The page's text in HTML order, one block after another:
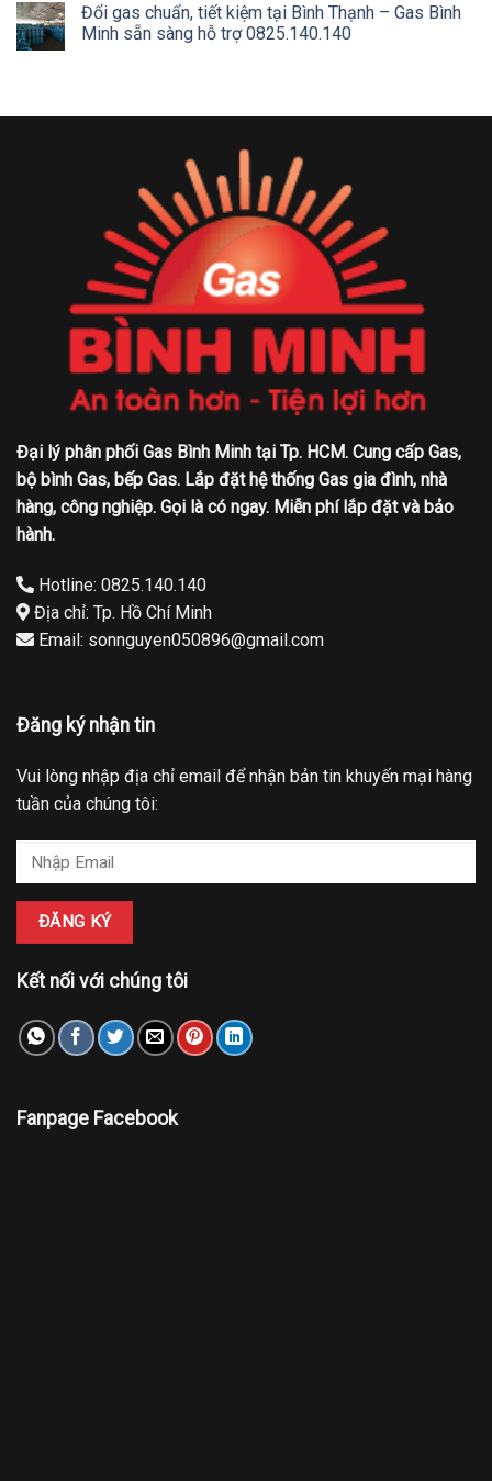
Đổi gas chuẩn, tiết kiệm tại Bình Thạnh – Gas Bình
Minh sẵn sàng hỗ trợ 0825.140.140
Đại lý phân phối Gas Bình Minh tại Tp. HCM. Cung cấp Gas,
bộ bình Gas, bếp Gas. Lắp đặt hệ thống Gas gia đình, nhà
hàng, công nghiệp. Gọi là có ngay. Miễn phí lắp đặt và bảo
hành.
Hotline: 0825.140.140
Địa chỉ: Tp. Hồ Chí Minh
Email: sonnguyen050896@gmail.com
Đăng ký nhận tin
Vui lòng nhập địa chỉ email để nhận bản tin khuyến mại hàng
tuần của chúng tôi:
Kết nối với chúng tôi
Fanpage Facebook